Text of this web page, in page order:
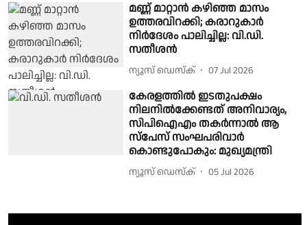
മണ്ണ് മാറ്റാൻ കഴിഞ്ഞ മാസം
ഉത്തരവിറക്കി; കരാറുകാർ
നിർദേശം പാലിച്ചില്ല: വി.ഡി.
സതീശൻ
ന്യൂസ് ഡെസ്ക് 07 Jul 2026
കേരളത്തിൽ ഇടതുപക്ഷം
നിലനിൽക്കേണ്ടത് അനിവാര്യം,
സിപിഐഎം തകർന്നാൽ ആ
സ്പേസ് സംഘപരിവാർ
കൊണ്ടുപോകും: മുഖ്യമന്ത്രി
ന്യൂസ് ഡെസ്ക് 05 Jul 2026